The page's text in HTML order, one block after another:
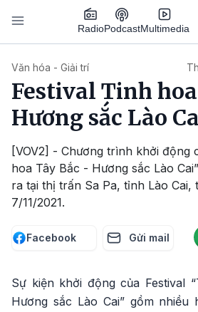
Nhảy đến nội dung
RadioPodcastMultimedia
Văn hóa - Giải trí
Festival Tinh
Hương sắc Lào
[VOV2] - Chương trình khởi động
hoa Tây Bắc - Hương sắc Lào
ra tại thị trấn Sa Pa, tỉnh Lào Cai,
7/11/2021.
Facebook Gửi mail
Sự kiện khởi động của Festival
Hương sắc Lào Cai” gồm nhiều